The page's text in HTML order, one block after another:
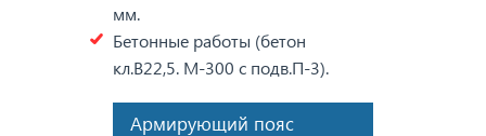
мм.
Бетонные работы (бетон
кл.В22,5. М-300 с подв.П-3).
Армирующий пояс